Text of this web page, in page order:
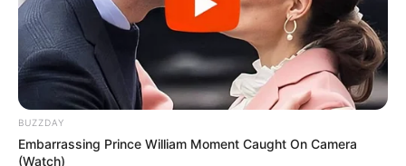
BUZZDAY
Embarrassing Prince William Moment Caught On Camera
(Watch)